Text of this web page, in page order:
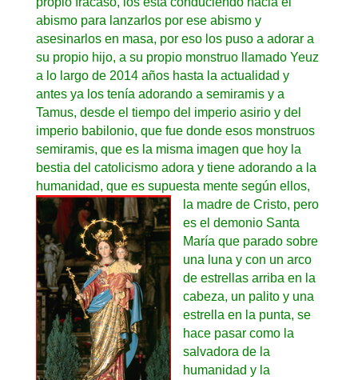
abismo para lanzarlos por ese abismo y
asesinarlos en masa, por eso los puso a adorar a
su propio hijo, a su propio monstruo llamado Yeuz
a lo largo de 2014 años hasta la actualidad y
antes ya los tenía adorando a semiramis y a
Tamus, desde el tiempo del imperio asirio y del
imperio babilonio, que fue donde esos monstruos
semiramis, que es la misma imagen que hoy la
bestia del catolicismo adora y tiene adorando a la
humanidad, que es supuesta mente según ellos,
la madre de Cristo, pero
es el demonio Santa
María que parado sobre
una luna y con un arco
de estrellas arriba en la
cabeza, un palito y una
estrella en la punta, se
hace pasar como la
salvadora de la
humanidad y la